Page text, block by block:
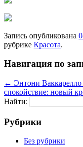
Запись опубликована
рубрике Красота.
Навигация по
← Энтони Ваккарелло
спокойствие: новый
Найти:
Рубрики
Без рубрики